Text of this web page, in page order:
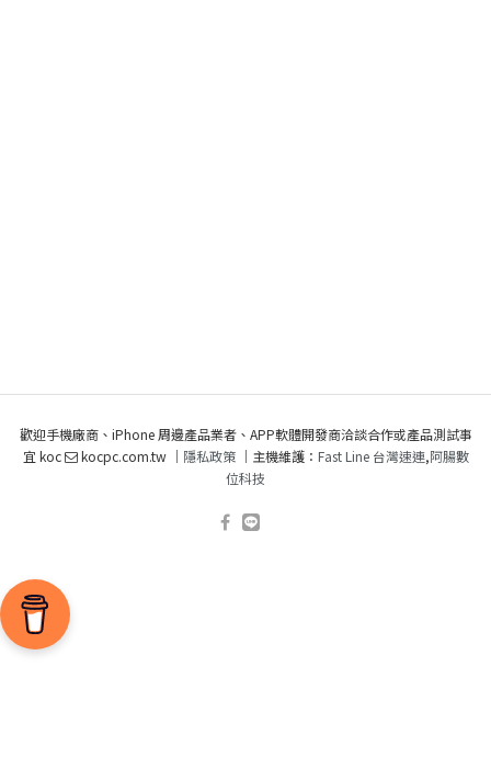
歡迎手機廠商、iPhone 周邊產品業者、APP軟體開發商洽談合作或產品測試事
宜 koc
kocpc.com.tw ｜ 隱私政策｜主機維護： Fast Line 台灣速連,阿腸數
位科技